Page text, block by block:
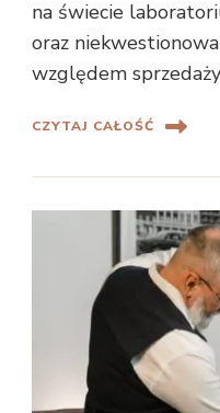
na świecie
oraz
względem
CZYTAJ CAŁOŚĆ